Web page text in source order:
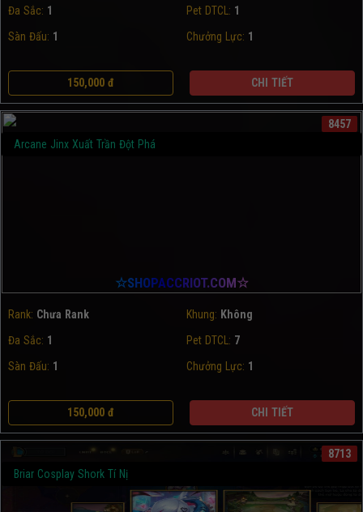
Đa Sắc: 1 Pet DTCL: 1
Sàn Đấu: 1 Chưởng Lực: 1
150,000 đ CHI TIẾT
Arcane Jinx Xuất Trần Đột Phá
8457
☆SHOPACCRIOT.COM☆
Rank: Chưa Rank Khung: Không
Đa Sắc: 1 Pet DTCL: 7
Sàn Đấu: 1 Chưởng Lực: 1
150,000 đ CHI TIẾT
Briar Cosplay Shork Tí Nị
8713